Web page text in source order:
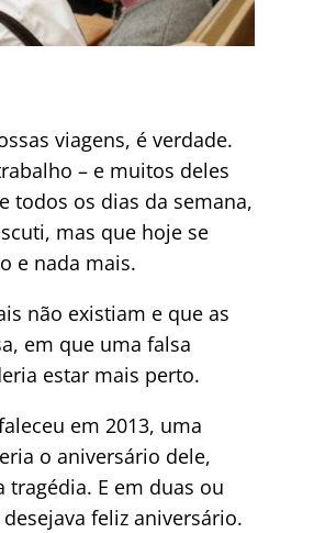
viagens, é verdade.
– e muitos deles
todos os dias da semana,
mas que hoje se
e nada mais.
não existiam e que as
em que uma falsa
estar mais perto.
em 2013, uma
o aniversário dele,
tragédia. E em duas ou
feliz aniversário.